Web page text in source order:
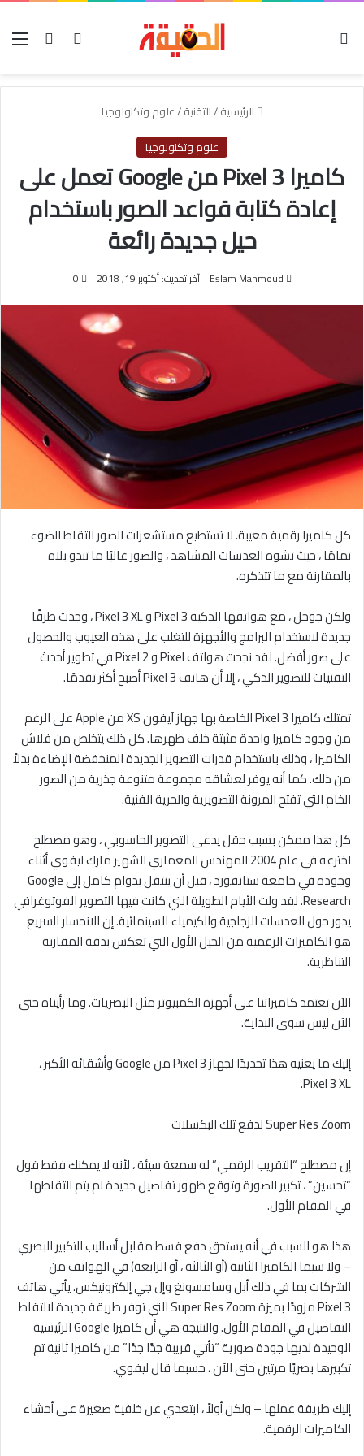
بحث عنتسجيل
الرئيسية/التقنية/علوم وتكنولوجيا
علوم وتكنولوجيا
كاميرا Pixel 3 من Google تعمل على
إعادة كتابة قواعد الصور باستخدام
حيل جديدة رائعة
Eslam Mahmoud آخر تحديث: أكتوبر 19, 2018 0
كل كاميرا رقمية معيبة. لا تستطيع مستشعرات الصور التقاط الضوء
تمامًا ، حيث تشوه العدسات المشاهد ، والصور غالبًا ما تبدو بلاه
بالمقارنة مع ما تتذكره.
ولكن جوجل ، مع هواتفها الذكية Pixel 3 و Pixel 3 XL ، وجدت طرقًا
جديدة لاستخدام البرامج والأجهزة للتغلب على هذه العيوب والحصول
على صور أفضل. لقد نجحت هواتف Pixel و Pixel 2 في تطوير أحدث
التقنيات للتصوير الذكي ، إلا أن هاتف Pixel 3 أصبح أكثر تقدمًا.
تمتلك كاميرا Pixel 3 الخاصة بها جهاز آيفون XS من Apple على الرغم
من وجود كاميرا واحدة مثبتة خلف ظهرها. كل ذلك يتخلص من فلاش
الكاميرا ، وذلك باستخدام قدرات التصوير الجديدة المنخفضة الإضاءة بدلاً
من ذلك. كما أنه يوفر لعشاقه مجموعة متنوعة جذرية من الصور
الخام التي تفتح المرونة التصويرية والحرية الفنية.
كل هذا ممكن بسبب حقل يدعى التصوير الحاسوبي ، وهو مصطلح
اخترعه في عام 2004 المهندس المعماري الشهير مارك ليفوي أثناء
وجوده في جامعة ستانفورد ، قبل أن ينتقل بدوام كامل إلى Google
Research. لقد ولت الأيام الطويلة التي كانت فيها التصوير الفوتوغرافي
يدور حول العدسات الزجاجية والكيمياء السينمائية. إن الانحسار السريع
هو الكاميرات الرقمية من الجيل الأول التي تعكس بدقة المقاربة
التناظرية.
الآن تعتمد كاميراتنا على أجهزة الكمبيوتر مثل البصريات. وما رأيناه حتى
الآن ليس سوى البداية.
إليك ما يعنيه هذا تحديدًا لجهاز Pixel 3 من Google وأشقائه الأكبر ،
Pixel 3 XL.
Super Res Zoom لدفع تلك البكسلات
إن مصطلح “التقريب الرقمي” له سمعة سيئة ، لأنه لا يمكنك فقط قول
“تحسين” ، تكبير الصورة وتوقع ظهور تفاصيل جديدة لم يتم التقاطها
في المقام الأول.
هذا هو السبب في أنه يستحق دفع قسط مقابل أساليب التكبير البصري
– ولا سيما الكاميرا الثانية (أو الثالثة ، أو الرابعة) في الهواتف من
الشركات بما في ذلك أبل وسامسونغ وإل جي إلكترونيكس. يأتي هاتف
Pixel 3 مزودًا بميزة Super Res Zoom التي توفر طريقة جديدة لالتقاط
التفاصيل في المقام الأول. والنتيجة هي أن كاميرا Google الرئيسية
الوحيدة لديها جودة صورية “تأتي قريبة جدًا جدًا” من كاميرا ثانية تم
تكبيرها بصريًا مرتين حتى الآن ، حسبما قال ليفوي.
إليك طريقة عملها – ولكن أولاً ، ابتعدي عن خلفية صغيرة على أحشاء
الكاميرات الرقمية.